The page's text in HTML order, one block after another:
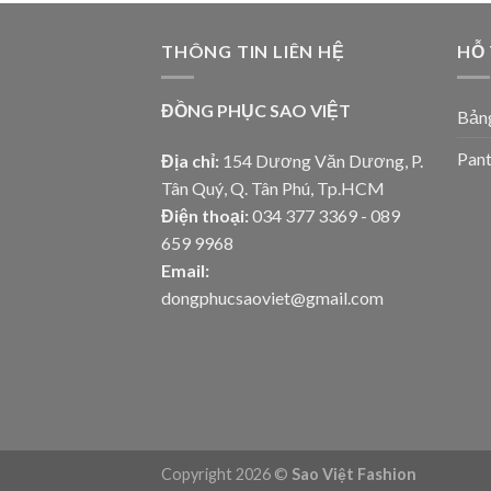
THÔNG TIN LIÊN HỆ
ĐỒNG PHỤC SAO VIỆT
Địa chỉ: 154 Dương Văn Dương, P.
Tân Quý, Q. Tân Phú, Tp.HCM
Điện thoại: 034 377 3369 - 089
659 9968
Email:
dongphucsaoviet@gmail.com
HỖ
Copyright 2026 © Sao Việt Fashion